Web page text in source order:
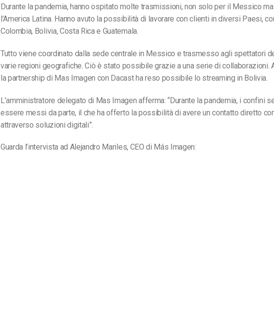
Durante la pandemia, hanno ospitato molte trasmissioni, non solo per il Messico
l’America Latina. Hanno avuto la possibilità di lavorare con clienti in diversi Paesi,
Colombia, Bolivia, Costa Rica e Guatemala.
Tutto viene coordinato dalla sede centrale in Messico e trasmesso agli spettatori
varie regioni geografiche. Ciò è stato possibile grazie a una serie di collaborazioni.
la partnership di Mas Imagen con Dacast ha reso possibile lo streaming in Bolivia.
L’amministratore delegato di Mas Imagen afferma: “Durante la pandemia, i confini
essere messi da parte, il che ha offerto la possibilità di avere un contatto diretto
attraverso soluzioni digitali”.
Guarda l’intervista ad Alejandro Mariles, CEO di Más Imagen: